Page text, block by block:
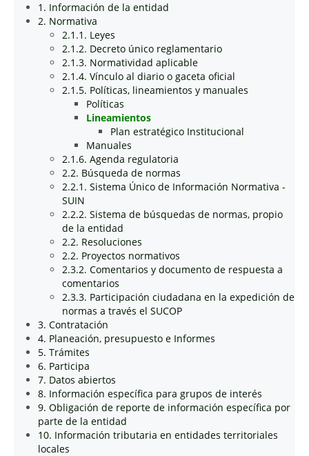
1. Información de la entidad
2. Normativa
2.1.1. Leyes
2.1.2. Decreto único reglamentario
2.1.3. Normatividad aplicable
2.1.4. Vínculo al diario o gaceta oficial
2.1.5. Políticas, lineamientos y manuales
Políticas
Lineamientos
Plan estratégico Institucional
Manuales
2.1.6. Agenda regulatoria
2.2. Búsqueda de normas
2.2.1. Sistema Único de Información Normativa -
SUIN
2.2.2. Sistema de búsquedas de normas, propio
de la entidad
2.2. Resoluciones
2.2. Proyectos normativos
2.3.2. Comentarios y documento de respuesta a
comentarios
2.3.3. Participación ciudadana en la expedición de
normas a través el SUCOP
3. Contratación
4. Planeación, presupuesto e Informes
5. Trámites
6. Participa
7. Datos abiertos
8. Información específica para grupos de interés
9. Obligación de reporte de información específica por
parte de la entidad
10. Información tributaria en entidades territoriales
locales